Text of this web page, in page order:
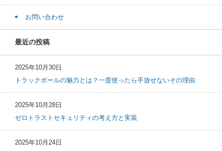
お問い合わせ
最近の投稿
2025年10月30日
トラックボールの魅力とは？一度使ったら手放せないその理由
2025年10月28日
ゼロトラストセキュリティの考え方と実装
2025年10月24日